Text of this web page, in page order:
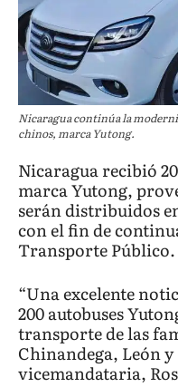
Nicaragua continúa la
chinos, marca Yutong.
Nicaragua recibió
marca Yutong,
serán distribuidos
con el fin de
Transporte Público.
“Una excelente
200 autobuses
transporte de las
Chinandega, León
vicemandataria,